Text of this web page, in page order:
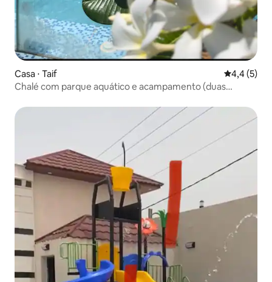
Casa ⋅ Taif 4,4 de
4,4 (5)
Chalé com parque aquático e acampamento (duas